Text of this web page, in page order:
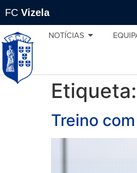
FC Vizela
NOTÍCIAS
Etiqueta:
Treino